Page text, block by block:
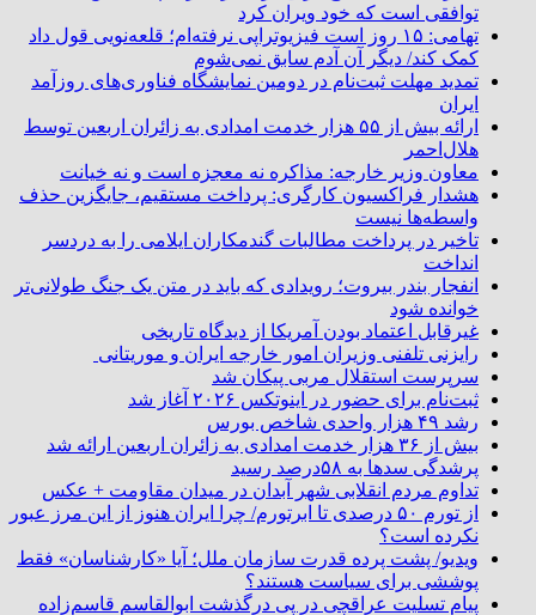
توافقی است که خود ویران کرد
تهامی: ۱۵ روز است فیزیوتراپی نرفته‌ام؛ قلعه‌نویی قول داد
کمک کند/ دیگر آن آدم سابق نمی‌شوم
تمدید مهلت ثبت‌نام در دومین نمایشگاه فناوری‌های روزآمد
ایران
ارائه بیش از ۵۵ هزار خدمت امدادی به زائران اربعین توسط
هلال‌احمر
معاون وزیر خارجه: مذاکره نه معجزه است و نه خیانت
هشدار فراکسیون کارگری: پرداخت مستقیم، جایگزین حذف
واسطه‌ها نیست
تاخیر در پرداخت مطالبات گندمکاران ایلامی را به دردسر
انداخت
انفجار بندر بیروت؛ رویدادی که باید در متن یک جنگ طولانی‌تر
خوانده شود
غیرقابل اعتماد بودن آمریکا از دیدگاه تاریخی
رایزنی تلفنی وزیران امور خارجه ایران و موریتانی
سرپرست استقلال مربی پیکان شد
ثبت‌نام برای حضور در اینوتکس ۲۰۲۶ آغاز شد
رشد ۴۹ هزار واحدی شاخص بورس
بیش از ۳۶ هزار خدمت امدادی به زائران اربعین ارائه شد
پرشدگی سدها به ۵۸درصد رسید
تداوم مردم انقلابی شهر آبدان در میدان مقاومت + عکس
از تورم ۵۰ درصدی تا ابرتورم/ چرا ایران هنوز از این مرز عبور
نکرده است؟
ویدیو/ پشت پرده قدرت سازمان ملل؛ آیا «کارشناسان» فقط
پوششی برای سیاست هستند؟
پیام تسلیت عراقچی در پی درگذشت ابوالقاسم قاسم‌زاده